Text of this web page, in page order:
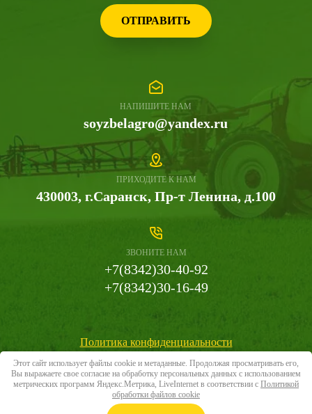
+7(8342)30-40-92
+7(8342)30-16-49
ЗВОНИТЕ НАМ
ПРИХОДИТЕ К НАМ
430003, г.Саранск, Пр-т Ленина, д.100
soyzbelagro@yandex.ru
НАПИШИТЕ НАМ
ОТПРАВИТЬ
Политика конфиденциальности
Этот сайт использует файлы cookie и метаданные. Продолжая просматривать его,
Вы выражаете свое согласие на обработку персональных данных с использованием
метрических программ Яндекс.Метрика, LiveInternet в соответствии с Политикой
обработки файлов cookie